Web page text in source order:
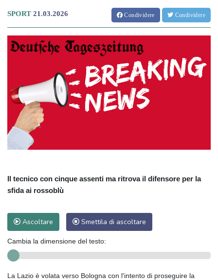
SPORT 21.03.2026 Condividere Condividere
Il tecnico con cinque assenti ma ritrova il difensore per la
sfida ai rossoblù
Ascoltare Smettila di ascoltare
Cambia la dimensione del testo:
La Lazio è volata verso Bologna con l'intento di proseguire la